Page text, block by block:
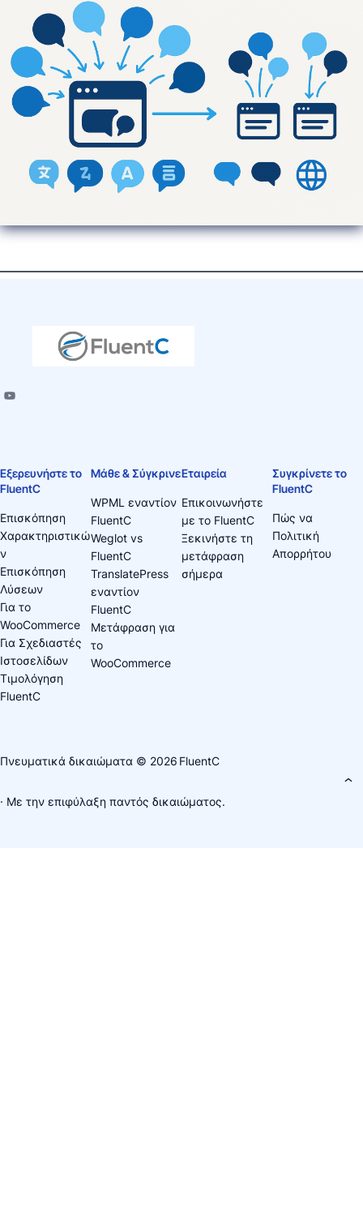
Εξερευνήστε το
FluentC
Επισκόπηση
Χαρακτηριστικώ
ν
Επισκόπηση
Λύσεων
Για το
WooCommerce
Για Σχεδιαστές
Ιστοσελίδων
Τιμολόγηση
FluentC
Μάθε & Σύγκρινε
WPML εναντίον
FluentC
Weglot vs
FluentC
TranslatePress
εναντίον
FluentC
Μετάφραση για
το
WooCommerce
Εταιρεία
Επικοινωνήστε
με το FluentC
Ξεκινήστε τη
μετάφραση
σήμερα
Συγκρίνετε το
FluentC
Πώς να
Πολιτική
Απορρήτου
Πνευματικά δικαιώματα © 2026 FluentC
· Με την επιφύλαξη παντός δικαιώματος.